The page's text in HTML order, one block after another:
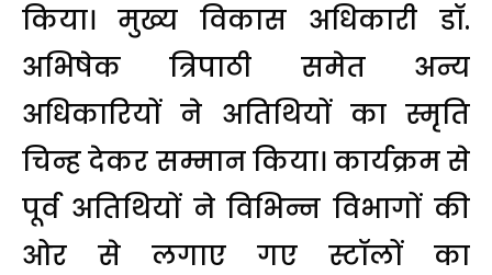
किया। मुख्य विकास अधिकारी डॉ.
अभिषेक त्रिपाठी समेत अन्य
अधिकारियों ने अतिथियों का स्मृति
चिन्ह देकर सम्मान किया। कार्यक्रम से
पूर्व अतिथियों ने विभिन्न विभागों की
ओर से लगाए गए स्टॉलों का